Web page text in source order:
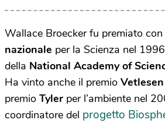
Wallace Broecker fu premiato con
nazionale per la Scienza nel
della National Academy of
Ha vinto anche il premio Vetlesen
premio Tyler per l’ambiente nel
coordinatore del progetto